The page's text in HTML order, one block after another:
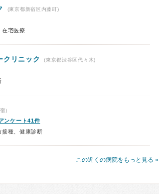
(東京都新宿区内藤町)
在宅医療
クリニック (東京都渋谷区代々木)
)
ンケート41件
種、健康診断
この近くの病院をもっと見る »